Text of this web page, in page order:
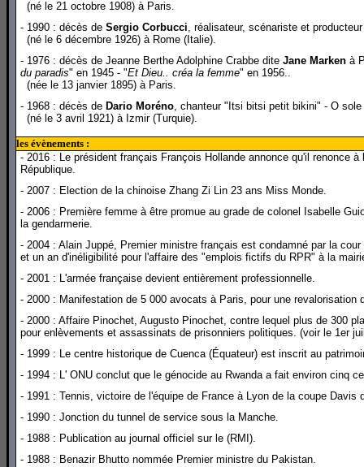
(né le 21 octobre 1908) à Paris.
- 1990 : décès de Sergio Corbucci, réalisateur, scénariste et
(né le 6 décembre 1926) à Rome (Italie).
- 1976 : décès de Jeanne Berthe Adolphine Crabbe dite Jane Marken à
du paradis" en 1945 - "Et Dieu.. créa la femme" en 1956..
(née le 13 janvier 1895) à Paris.
- 1968 : décès de Dario Moréno, chanteur "Itsi bitsi petit bikini" - O
(né le 3 avril 1921) à Izmir (Turquie).
les évènements :
- 2016 : Le président français François Hollande annonce qu'il renonce
République.
- 2007 : Election de la chinoise Zhang Zi Lin 23 ans Miss Monde.
- 2006 : Première femme à être promue au grade de colonel Isabelle
la gendarmerie.
- 2004 : Alain Juppé, Premier ministre français est condamné par la
et un an d'inéligibilité pour l'affaire des "emplois fictifs du RPR" à la
- 2001 : L'armée française devient entièrement professionnelle.
- 2000 : Manifestation de 5 000 avocats à Paris, pour une revalorisation
- 2000 : Affaire Pinochet, Augusto Pinochet, contre lequel plus de 300
pour enlèvements et assassinats de prisonniers politiques. (voir le 1er
- 1999 : Le centre historique de Cuenca (Équateur) est inscrit au
- 1994 : L' ONU conclut que le génocide au Rwanda a fait environ cinq
- 1991 : Tennis, victoire de l'équipe de France à Lyon de la coupe Davis
- 1990 : Jonction du tunnel de service sous la Manche.
- 1988 : Publication au journal officiel sur le (RMI).
- 1988 : Benazir Bhutto nommée Premier ministre du Pakistan.